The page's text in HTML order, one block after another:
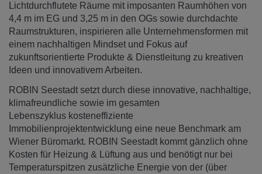
Lichtdurchflutete Räume mit imposanten Raumhöhen von
4,4 m im EG und 3,25 m in den OGs sowie durchdachte
Raumstrukturen, inspirieren alle Unternehmensformen mit
einem nachhaltigen Mindset und Fokus auf
zukunftsorientierte Produkte & Dienstleitung zu kreativen
Ideen und innovativem Arbeiten.
ROBIN Seestadt setzt durch diese innovative, nachhaltige,
klimafreundliche sowie im gesamten
Lebenszyklus kosteneffiziente
Immobilienprojektentwicklung eine neue Benchmark am
Wiener Büromarkt. ROBIN Seestadt kommt gänzlich ohne
Kosten für Heizung & Lüftung aus und benötigt nur bei
Temperaturspitzen zusätzliche Energie von der (über